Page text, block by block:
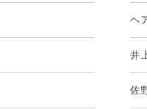
ヘ
井
佐